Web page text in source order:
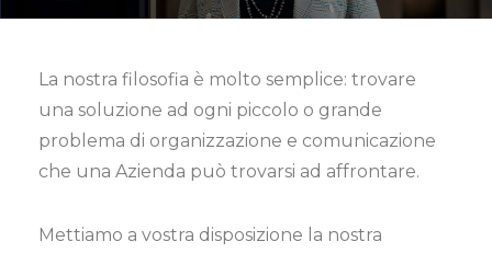
CONTATTI
La nostra filosofia è molto semplice: trovare
una soluzione ad ogni piccolo o grande
problema di organizzazione e comunicazione
che una Azienda può trovarsi ad affrontare.
Mettiamo a vostra disposizione la nostra